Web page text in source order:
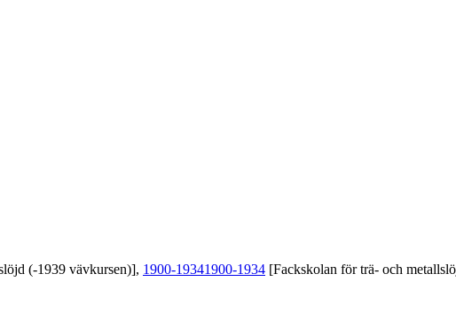
(-1939 vävkursen)], 1900-19341900-1934 [Fackskolan för trä- och